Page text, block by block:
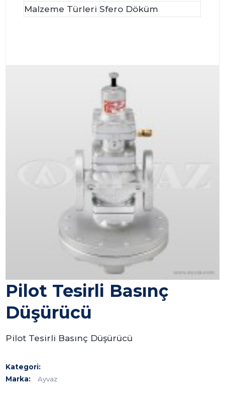
Malzeme Türleri Sfero Döküm
Pilot Tesirli Basınç
Düşürücü
Pilot Tesirli Basınç Düşürücü
Kategori:
Marka:
Ayvaz